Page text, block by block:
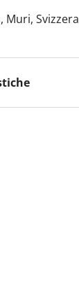
Muri, Svizzera